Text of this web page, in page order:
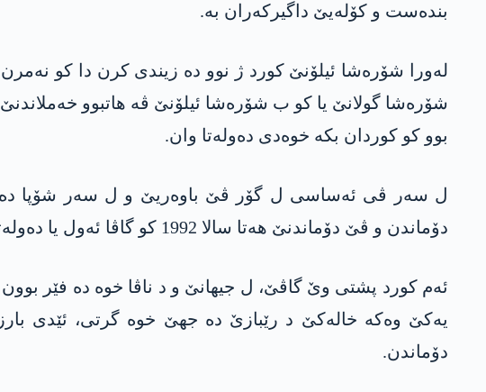
بندەست و کۆلەیێ داگیرکەران بە.
لەورا شۆرەشا ئیلۆنێ کورد ژ نوو دە زیندی کرن دا کو
شۆرەشا گولانێ یا کو ب شۆرەشا ئیلۆنێ ڤە ھاتبوو
بوو کو کوردان بکە خوەدی دەولەتا وان.
ل سەر ڤی ئەساسی ل گۆر ڤێ باوەریێ و ل سەر شۆپا
دۆماندن و ڤێ دۆماندنێ ھەتا سالا 1992 کو گاڤا ئەول یا دەولەتبوونێ بوو ئاڤێت.
ئەم کورد پشتی وێ گاڤێ، ل جیھانێ و د ناڤا خوە دە فێر
یەکێ وەکە خالەکێ د رێبازێ دە جھێ خوە گرتی، ئێدی
دۆماندن.